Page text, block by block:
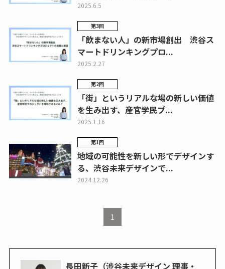
2025.6.5
第3回
「飲まない人」の新市場創出 渋谷ス
マートドリンキングプロ...
2025.2.27
第2回
「街」というリアルな場の新しい価値
を生み出す、産官学民プ...
2025.1.16
第1回
地域の可能性を新しい形でデザインす
る、渋谷未来デザインで...
2024.12.26
1
長田新子（渋谷未来デザイン 理事・